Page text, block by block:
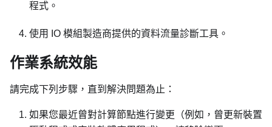
程式。
使用 IO 模組製造商提供的資料流量診斷工具。
作業系統效能
請完成下列步驟，直到解決問題為止：
如果您最近曾對計算節點進行變更（例如，曾更新裝置